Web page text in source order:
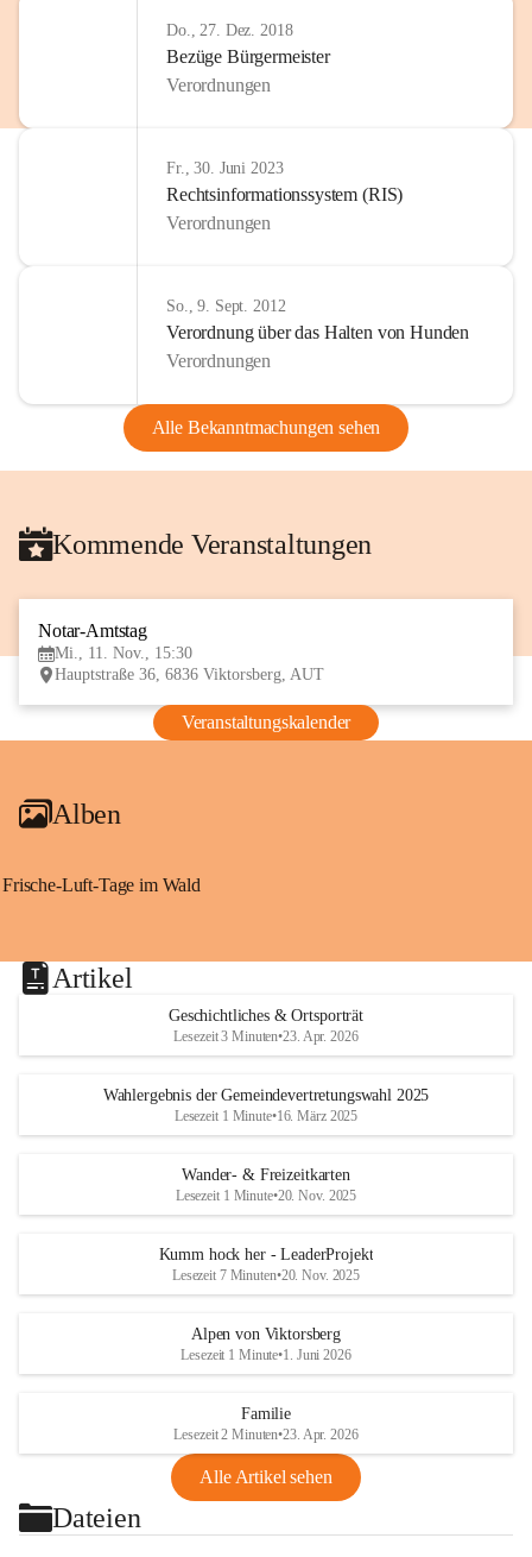
Do., 27. Dez. 2018
Bezüge Bürgermeister
Verordnungen
Fr., 30. Juni 2023
Rechtsinformationssystem (RIS)
Verordnungen
So., 9. Sept. 2012
Verordnung über das Halten von Hunden
Verordnungen
Alle Bekanntmachungen sehen
Kommende Veranstaltungen
Notar-Amtstag
Mi., 11. Nov., 15:30
Hauptstraße 36, 6836 Viktorsberg, AUT
Veranstaltungskalender
Alben
Frische-Luft-Tage im Wald
Artikel
Geschichtliches & Ortsporträt
Lesezeit 3 Minuten•23. Apr. 2026
Wahlergebnis der Gemeindevertretungswahl 2025
Lesezeit 1 Minute•16. März 2025
Wander- & Freizeitkarten
Lesezeit 1 Minute•20. Nov. 2025
Kumm hock her - LeaderProjekt
Lesezeit 7 Minuten•20. Nov. 2025
Alpen von Viktorsberg
Lesezeit 1 Minute•1. Juni 2026
Familie
Lesezeit 2 Minuten•23. Apr. 2026
Alle Artikel sehen
Dateien